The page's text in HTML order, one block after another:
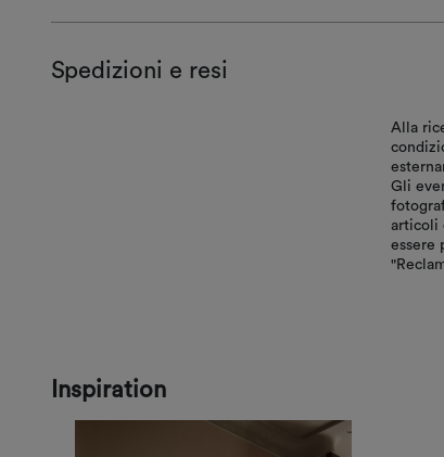
Spedizioni e resi
Alla
Gli
articoli
essere
Inspiration